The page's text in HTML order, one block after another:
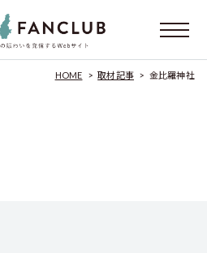
HOME > 取材記事 > 金比羅神社